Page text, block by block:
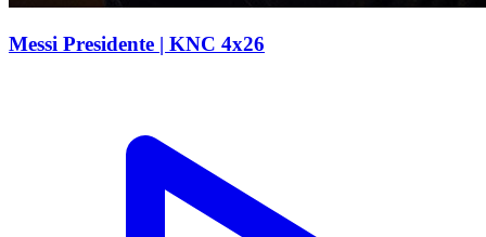
Messi Presidente | KNC 4x26